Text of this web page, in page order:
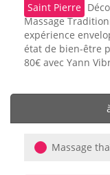
💅 Beauté
🎯 Loisirs
Saint Pierre
Massage
expérience
état de bien-être
80€ avec Yann
Massage